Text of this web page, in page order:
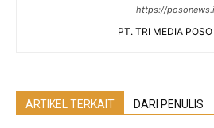
https://
PT. TRI MEDIA POSO
ARTIKEL TERKAIT DARI PENULIS